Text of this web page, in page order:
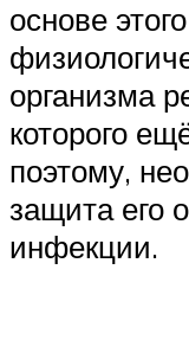
основе
организма
которого
поэтому,
защита его
инфекции.